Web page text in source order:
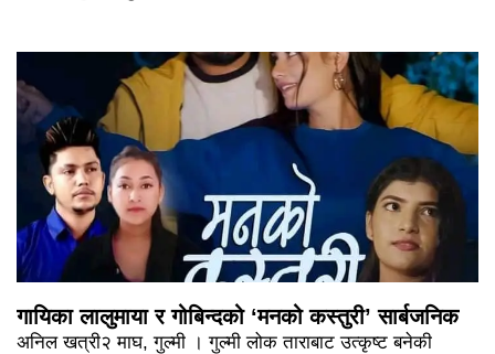
गायिका लालुमाया र गोबिन्दको ‘मनको कस्तुरी’ सार्बजनिक
अनिल खत्री२ माघ, गुल्मी । गुल्मी लोक ताराबाट उत्कृष्ट बनेकी